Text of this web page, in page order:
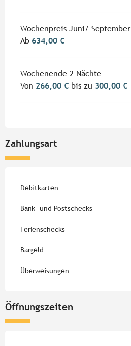
Wochenpreis Juni/ September
Ab 634,00 €
Wochenende 2 Nächte
Von 266,00 € bis zu 300,00 €
Zahlungsart
Debitkarten
Bank- und Postschecks
Ferienschecks
Bargeld
Überweisungen
Öffnungszeiten